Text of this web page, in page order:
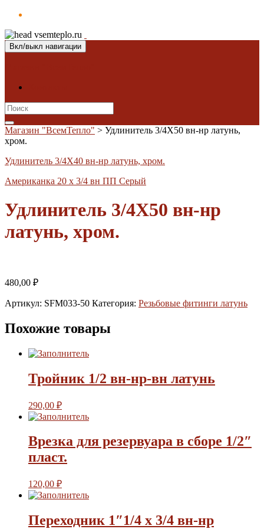
Вкл/выкл навигации
Search
for:
Магазин "ВсемТепло" > Удлинитель 3/4X50 вн-нр латунь,
хром.
Удлинитель 3/4X40 вн-нр латунь, хром.
Американка 20 х 3/4 вн ПП Серый
Удлинитель 3/4X50 вн-нр
латунь, хром.
480,00 ₽
Артикул: SFM033-50 Категория: Резьбовые фитинги латунь
Похожие товары
Тройник 1/2 вн-нр-вн латунь
290,00 ₽
Врезка для резервуара в сборе 1/2″
пласт.
120,00 ₽
Переходник 1″1/4 х 3/4 вн-нр